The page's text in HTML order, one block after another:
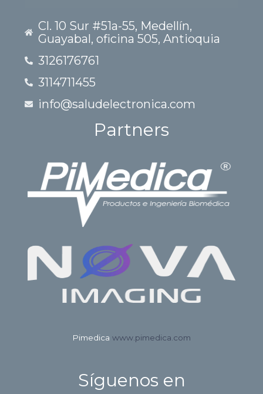
Cl. 10 Sur #51a-55, Medellín,
Guayabal, oficina 505, Antioquia
3126176761
3114711455
info@saludelectronica.com
Partners
Pimedica www.pimedica.com
Síguenos en